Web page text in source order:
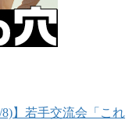
8)】若手交流会「これ